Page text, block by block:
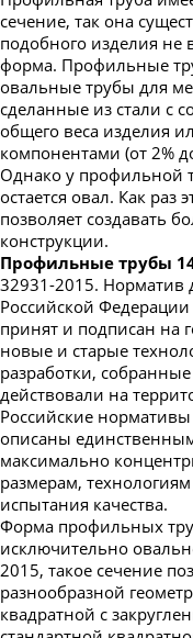
сечение, так она
подобного изделия не
форма. Профильные
овальные трубы для
сделанные из стали с
общего веса изделия
компонентами (от 2%
Однако у профильной
остается овал. Как раз
позволяет создавать
конструкции.
Профильные трубы
32931-2015. Норматив
Российской
принят и подписан на
новые и старые
разработки,
действовали на
Российские
описаны
максимально
размерам,
испытания качества.
Форма профильных
исключительно
2015, такое сечение
разнообразной
квадратной с